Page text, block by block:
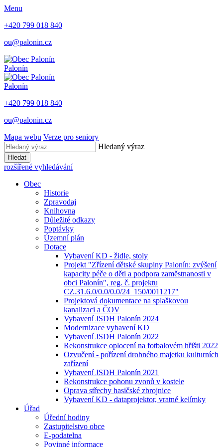
Menu
+420 799 018 840
ou@palonin.cz
Palonín
Palonín
+420 799 018 840
ou@palonin.cz
Mapa webu Verze pro seniory
Hledaný výraz
Hledat
rozšířené vyhledávání
Obec
Historie
Zpravodaj
Knihovna
Důležité odkazy
Poptávky
Územní plán
Dotace
Vybavení KD - židle, stoly
Projekt "Zřízení dětské skupiny Palonín: zvýšení
kapacity péče o děti a podpora zaměstnanosti v
obci Palonín", reg. č. projektu
CZ.31.6.0/0.0/0.0/24_150/0011217"
Projektová dokumentace na splaškovou
kanalizaci a ČOV
Vybavení JSDH Palonín 2024
Modernizace vybavení KD
Vybavení JSDH Palonín 2022
Rekonstrukce oplocení na fotbalovém hřišti 2022
Ozvučení - pořízení drobného majetku kulturních
zařízení
Vybavení JSDH Palonín 2021
Rekonstrukce pohonu zvonů v kostele
Oprava střechy hasičské zbrojnice
Vybavení KD - dataprojektor, vratné kelímky
Úřad
Úřední hodiny
Zastupitelstvo obce
E-podatelna
Povinné informace